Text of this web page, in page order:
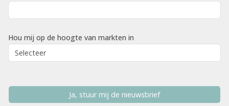
Hou mij op de hoogte van markten in
Ja, stuur mij de nieuwsbrief